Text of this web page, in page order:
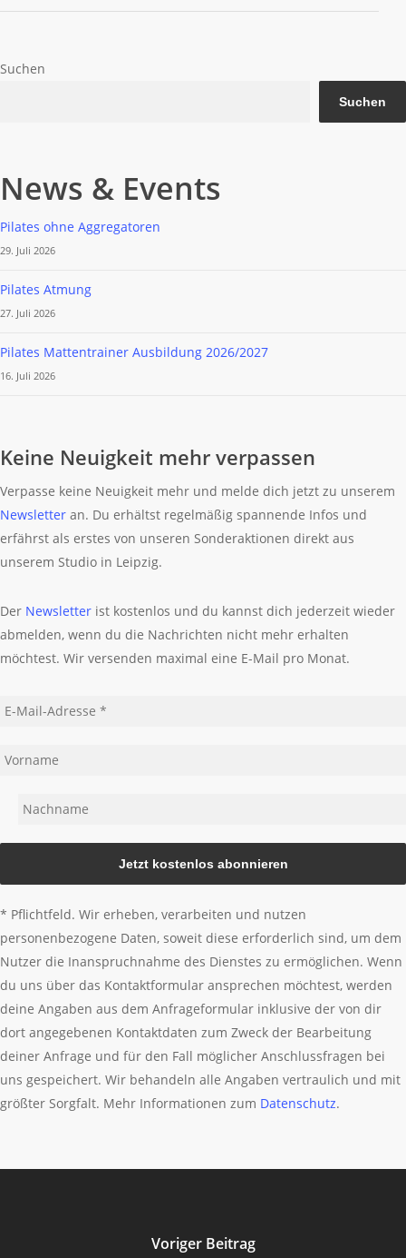
Suchen
Suchen
News & Events
Pilates ohne Aggregatoren
29. Juli 2026
Pilates Atmung
27. Juli 2026
Pilates Mattentrainer Ausbildung 2026/2027
16. Juli 2026
Keine Neuigkeit mehr verpassen
Verpasse keine Neuigkeit mehr und melde dich jetzt zu unserem
Newsletter an. Du erhältst regelmäßig spannende Infos und
erfährst als erstes von unseren Sonderaktionen direkt aus
unserem Studio in Leipzig.
Der Newsletter ist kostenlos und du kannst dich jederzeit wieder
abmelden, wenn du die Nachrichten nicht mehr erhalten
möchtest. Wir versenden maximal eine E-Mail pro Monat.
* Pflichtfeld. Wir erheben, verarbeiten und nutzen
personenbezogene Daten, soweit diese erforderlich sind, um dem
Nutzer die Inanspruchnahme des Dienstes zu ermöglichen. Wenn
du uns über das Kontaktformular ansprechen möchtest, werden
deine Angaben aus dem Anfrageformular inklusive der von dir
dort angegebenen Kontaktdaten zum Zweck der Bearbeitung
deiner Anfrage und für den Fall möglicher Anschlussfragen bei
uns gespeichert. Wir behandeln alle Angaben vertraulich und mit
größter Sorgfalt. Mehr Informationen zum Datenschutz.
Voriger Beitrag